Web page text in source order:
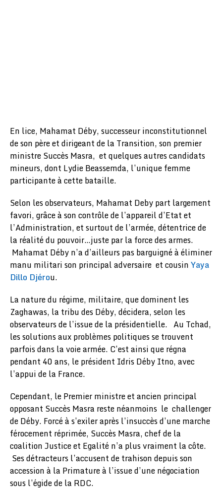
En lice, Mahamat Déby, successeur inconstitutionnel
de son père et dirigeant de la Transition, son premier
ministre Succès Masra, et quelques autres candidats
mineurs, dont Lydie Beassemda, l’unique femme
participante à cette bataille.
Selon les observateurs, Mahamat Deby part largement
favori, grâce à son contrôle de l’appareil d’Etat et
l’Administration, et surtout de l’armée, détentrice de
la réalité du pouvoir…juste par la force des armes.
Mahamat Déby n’a d’ailleurs pas barguigné à éliminer
manu militari son principal adversaire et cousinYaya
Dillo Djérou.
La nature du régime, militaire, que dominent les
Zaghawas, la tribu des Déby, décidera, selon les
observateurs de l’issue de la présidentielle. Au Tchad,
les solutions aux problèmes politiques se trouvent
parfois dans la voie armée. C’est ainsi que régna
pendant 40 ans, le président Idris Déby Itno, avec
l’appui de la France.
Cependant, le Premier ministre et ancien principal
opposant Succès Masra reste néanmoins le challenger
de Déby. Forcé à s’exiler après l’insuccès d’une marche
férocement réprimée, Succès Masra, chef de la
coalition Justice et Egalité n’a plus vraiment la côte.
Ses détracteurs l’accusent de trahison depuis son
accession à la Primature à l’issue d’une négociation
sous l’égide de la RDC.